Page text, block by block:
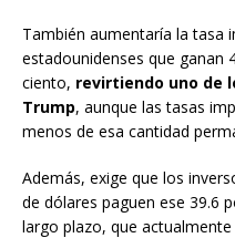
También aumentaría la tasa
estadounidenses que ganan
ciento, revirtiendo uno de
Trump, aunque las tasas
menos de esa cantidad
Además, exige que los
de dólares paguen ese 39.6
largo plazo, que